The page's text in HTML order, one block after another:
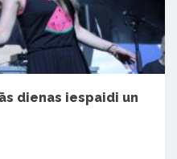
dienas iespaidi un